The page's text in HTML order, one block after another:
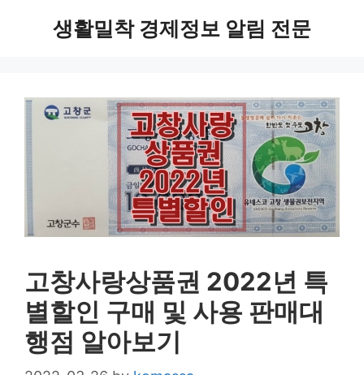
생활밀착 경제정보 알림 전문
고창사랑상품권 2022년 특
별할인 구매 및 사용 판매대
행점 알아보기